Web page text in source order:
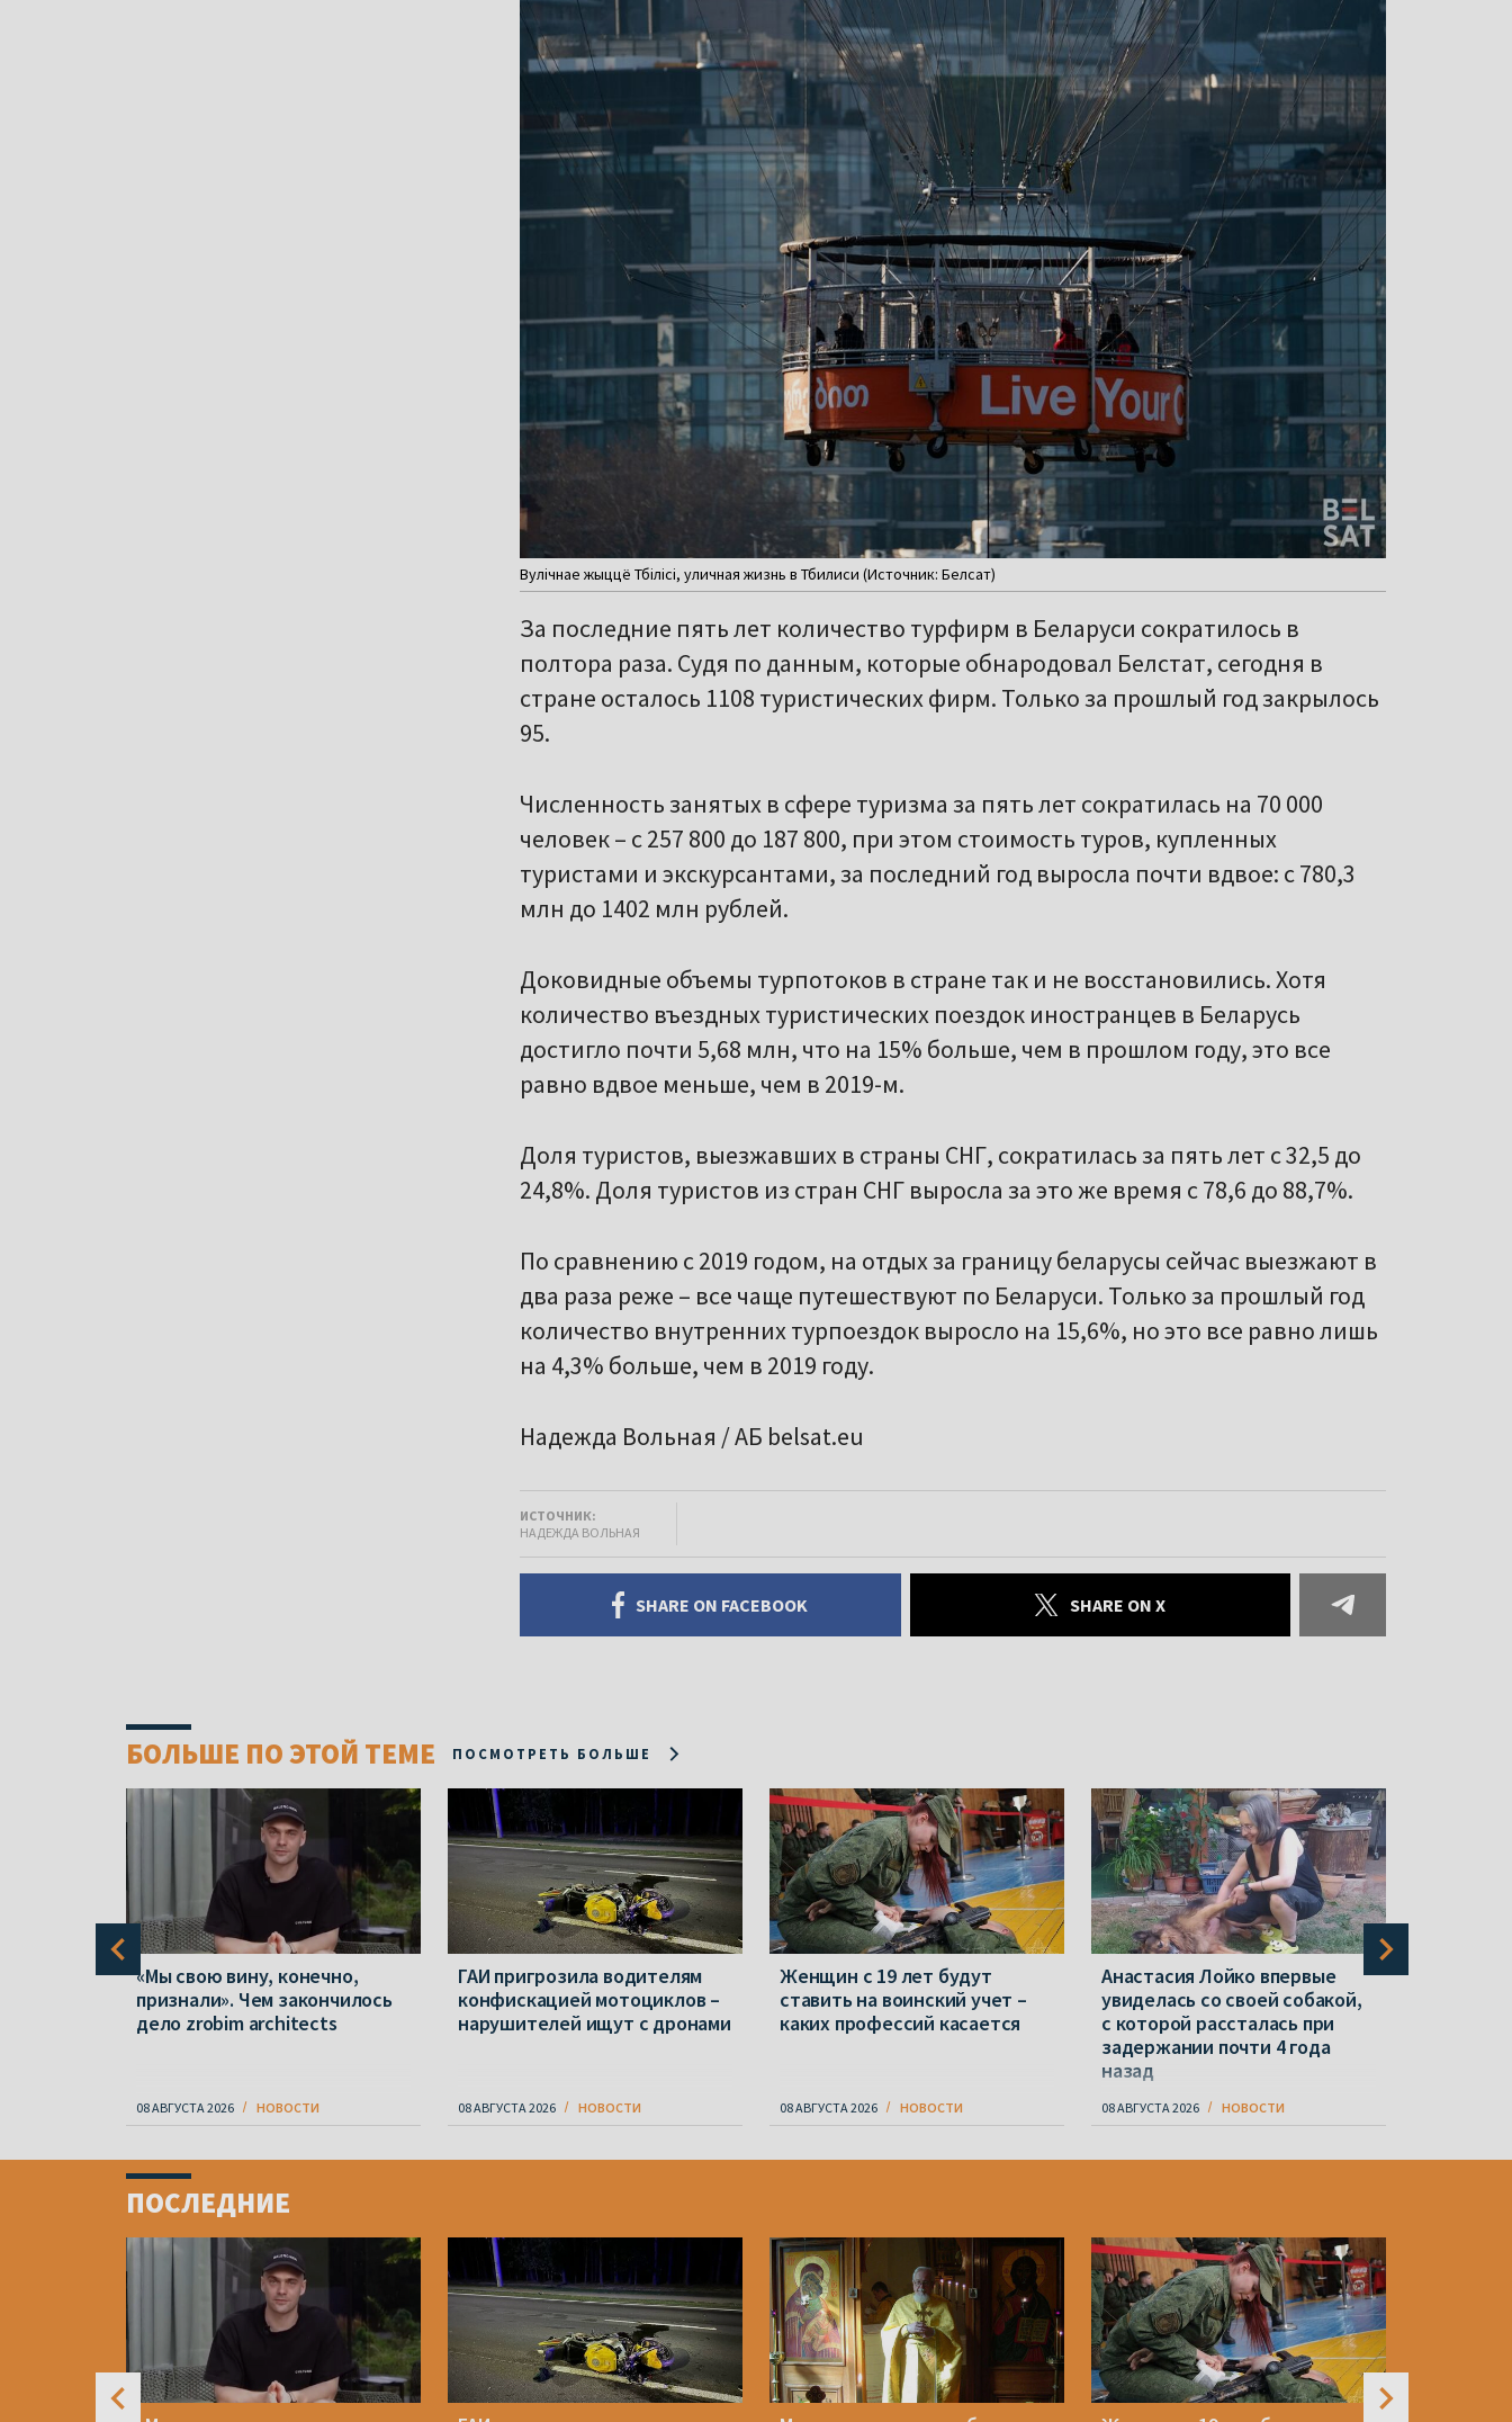
Вулічнае жыццё Тбілісі, уличная жизнь в Тбилиси (Источник: Белсат)
За последние пять лет количество турфирм в Беларуси сократилось в
полтора раза. Судя по данным, которые обнародовал Белстат, сегодня в
стране осталось 1108 туристических фирм. Только за прошлый год закрылось
95.
Численность занятых в сфере туризма за пять лет сократилась на 70 000
человек – с 257 800 до 187 800, при этом стоимость туров, купленных
туристами и экскурсантами, за последний год выросла почти вдвое: с 780,3
млн до 1402 млн рублей.
Доковидные объемы турпотоков в стране так и не восстановились. Хотя
количество въездных туристических поездок иностранцев в Беларусь
достигло почти 5,68 млн, что на 15% больше, чем в прошлом году, это все
равно вдвое меньше, чем в 2019-м.
Доля туристов, выезжавших в страны СНГ, сократилась за пять лет с 32,5 до
24,8%. Доля туристов из стран СНГ выросла за это же время с 78,6 до 88,7%.
По сравнению с 2019 годом, на отдых за границу беларусы сейчас выезжают в
два раза реже – все чаще путешествуют по Беларуси. Только за прошлый год
количество внутренних турпоездок выросло на 15,6%, но это все равно лишь
на 4,3% больше, чем в 2019 году.
Надежда Вольная / АБ belsat.eu
ИСТОЧНИК:
НАДЕЖДА ВОЛЬНАЯ
SHARE ON FACEBOOK SHARE ON X
БОЛЬШЕ ПО ЭТОЙ ТЕМЕ ПОСМОТРЕТЬ БОЛЬШЕ
«Мы свою вину, конечно,
признали». Чем закончилось
дело zrobim architects
08 АВГУСТА 2026 НОВОСТИ
ГАИ пригрозила водителям
конфискацией мотоциклов –
нарушителей ищут с дронами
08 АВГУСТА 2026 НОВОСТИ
Женщин с 19 лет будут
ставить на воинский учет –
каких профессий касается
08 АВГУСТА 2026 НОВОСТИ
Анастасия Лойко впервые
увиделась со своей собакой,
с которой рассталась при
задержании почти 4 года
назад
08 АВГУСТА 2026 НОВОСТИ
ПОСЛЕДНИЕ